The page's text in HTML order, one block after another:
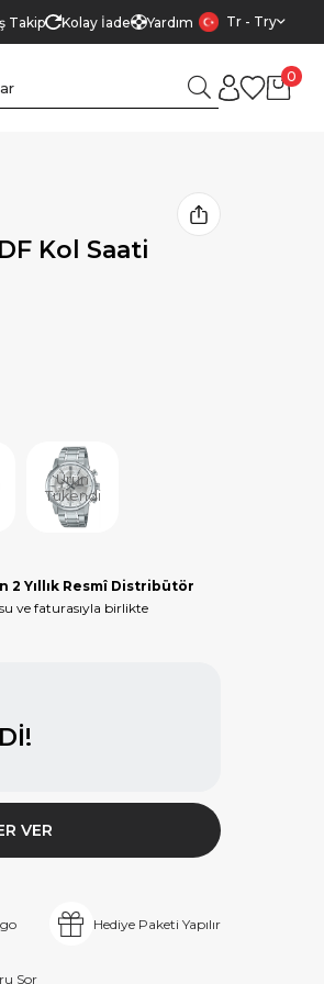
Takip Kolay İade Yardım Tr - Try
0
Kol Saati
Ürün
Tükendi
2 Yıllık Resmî Distribütör
ve faturasıyla birlikte
VER
Hediye Paketi Yapılır
Sor